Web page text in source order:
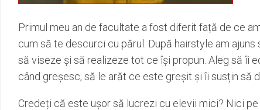
Primul meu an de facultate a fost diferit față de ce
cum să te descurci cu părul. După hairstyle am
să viseze și să realizeze tot ce își propun. Aleg să îi
când greșesc, să le arăt ce este greșit și îi susțin să
Credeți că este ușor să lucrezi cu elevii mici? Nici